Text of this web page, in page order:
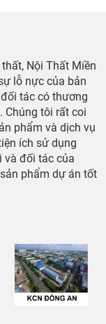
Nội Thất Miền
lỗ nực của bản
tác có thương
Chúng tôi rất coi
phẩm và dịch vụ
ích sử dụng
và đối tác của
phẩm dự án tốt